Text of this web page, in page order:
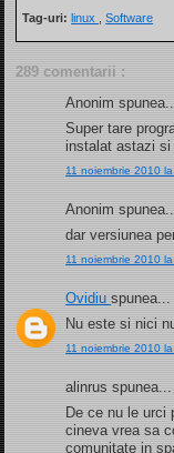
Tag-uri: linux ,Software
289 comentarii :
Anonim
Super tare
instalat astazi si
11 noiembrie 2010
Anonim
dar versiunea
11 noiembrie 2010
Ovidiuspunea...
Nu este si nici
11 noiembrie 2010 la
alinrus spunea...
De ce nu le urci
cineva vrea sa
comunitate in